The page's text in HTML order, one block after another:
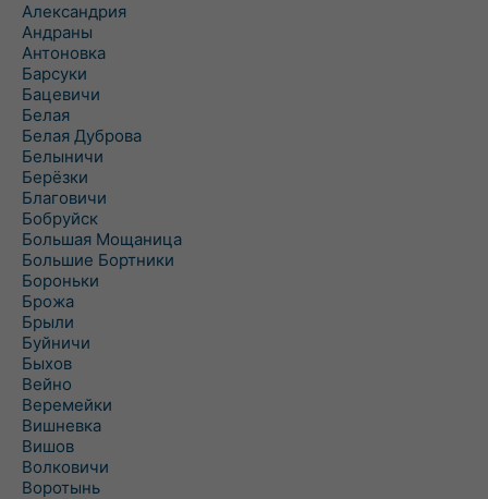
Александрия
Андраны
Антоновка
Барсуки
Бацевичи
Белая
Белая Дуброва
Белыничи
Берёзки
Благовичи
Бобруйск
Большая Мощаница
Большие Бортники
Бороньки
Брожа
Брыли
Буйничи
Быхов
Вейно
Веремейки
Вишневка
Вишов
Волковичи
Воротынь